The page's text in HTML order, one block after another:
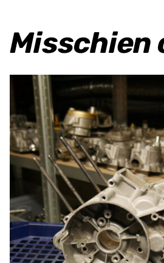
Misschien